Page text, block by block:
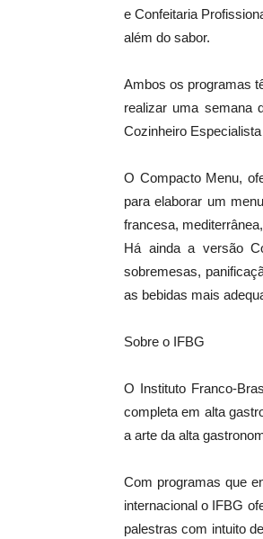
e Confeitaria
além do sabor.
Ambos os programas
realizar uma semana
Cozinheiro
O Compacto Menu,
para elaborar um
francesa,
Há ainda a versão
sobremesas,
as bebidas mais
Sobre o IFBG
O Instituto Franco-
completa em alta
a arte da alta
Com programas que
internacional o IFBG
palestras com intuito